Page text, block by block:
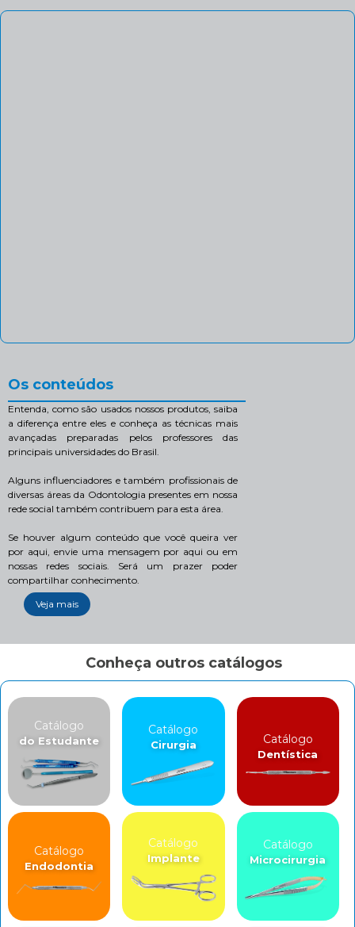
Os conteúdos
Entenda, como são usados nossos produtos, saiba
a diferença entre eles e conheça as técnicas mais
avançadas preparadas pelos professores das
principais universidades do Brasil.
Alguns influenciadores e também profissionais de
diversas áreas da Odontologia presentes em nossa
rede social também contribuem para esta área.
Se houver algum conteúdo que você queira ver
por aqui, envie uma mensagem por aqui ou em
nossas redes sociais. Será um prazer poder
compartilhar conhecimento.
Veja mais
Conheça outros catálogos
Catálogo
do Estudante
Catálogo
Cirurgia Catálogo
Dentística
Catálogo
Endodontia
Catálogo
Implante
Catálogo
Microcirurgia